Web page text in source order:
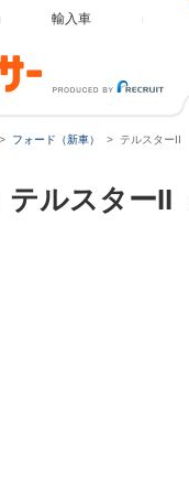
輸入車
フォード（新車） テルスターII
テルスターII